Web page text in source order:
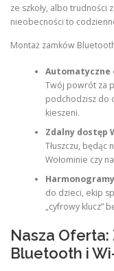
ze szkoły, albo trudności
nieobecności to
Montaż zamków
Automatyczne
Twój powrót za
podchodzisz do
kieszeni.
Zdalny dostęp
Tłuszczu, będąc
Wołominie czy
do dzieci, ekip
„cyfrowy klucz”
Nasza
Bluetooth i